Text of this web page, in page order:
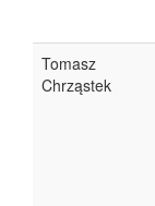
Tomasz
Chrząstek